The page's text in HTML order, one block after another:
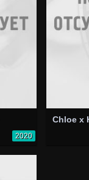
2020
Chloe x